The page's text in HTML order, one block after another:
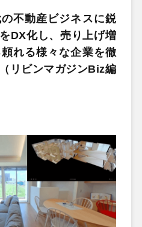
不動産ビジネスに鋭
DX化し、売り上げ増
れる様々な企業を徹
リビンマガジンBiz編